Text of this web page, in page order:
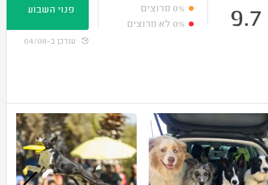
9.7
0% מרוצים
0% לא מרוצים
פנוי השבוע
עודכן ב-04/08